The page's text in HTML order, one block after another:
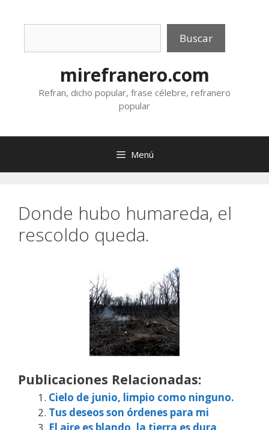
Buscar
mirefranero.com
Refran, dicho popular, frase célebre, refranero
popular
Menú
Donde hubo humareda, el
rescoldo queda.
Publicaciones Relacionadas:
Cielo de junio, limpio como ninguno.
Tus deseos son órdenes para mi
El aire es blando, la tierra es dura